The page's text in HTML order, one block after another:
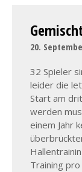
20.
32 Spieler
leider die
Start am
werden
einem Jahr
Training